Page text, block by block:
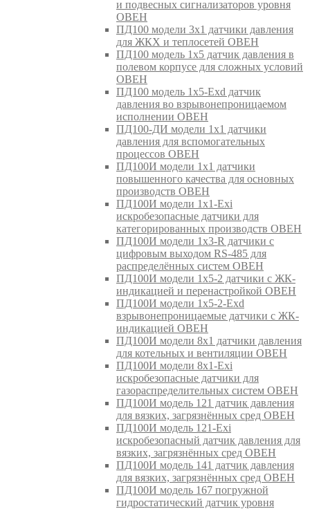
и подвесных сигнализаторов уровня
ОВЕН
ПД100 модели 3х1 датчики давления
для ЖКХ и теплосетей ОВЕН
ПД100 модель 1х5 датчик давления в
полевом корпусе для сложных условий
ОВЕН
ПД100 модель 1х5-Exd датчик
давления во взрывонепроницаемом
исполнении ОВЕН
ПД100-ДИ модели 1х1 датчики
давления для вспомогательных
процессов ОВЕН
ПД100И модели 1х1 датчики
повышенного качества для основных
производств ОВЕН
ПД100И модели 1х1-Exi
искробезопасные датчики для
категорированных производств ОВЕН
ПД100И модели 1х3-R датчики с
цифровым выходом RS-485 для
распределённых систем ОВЕН
ПД100И модели 1х5-2 датчики с ЖК-
индикацией и перенастройкой ОВЕН
ПД100И модели 1х5-2-Exd
взрывонепроницаемые датчики с ЖК-
индикацией ОВЕН
ПД100И модели 8х1 датчики давления
для котельных и вентиляции ОВЕН
ПД100И модели 8х1-Exi
искробезопасные датчики для
газораспределительных систем ОВЕН
ПД100И модель 121 датчик давления
для вязких, загрязнённых сред ОВЕН
ПД100И модель 121-Exi
искробезопасный датчик давления для
вязких, загрязнённых сред ОВЕН
ПД100И модель 141 датчик давления
для вязких, загрязнённых сред ОВЕН
ПД100И модель 167 погружной
гидростатический датчик уровня